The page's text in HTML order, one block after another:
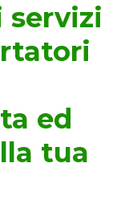
servizi
ed
tua